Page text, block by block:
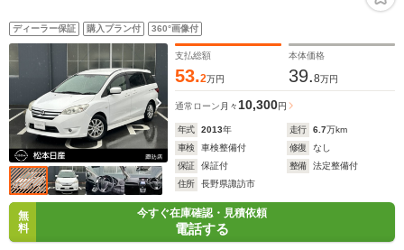
ディーラー保証 購入プラン付 360°画像付
支払総額
53.2万円
本体価格
39.8万円
通常ローン 月々 10,300円
年式 2013年 走行 6.7万km
車検
車検整備付 修復
なし
保証
保証付 整備
法定整備付
住所
長野県諏訪市
無
料
今すぐ在庫確認・見積依頼
電話する